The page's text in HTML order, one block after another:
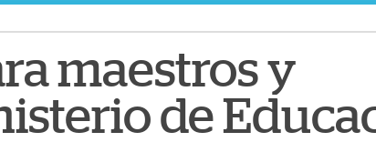
maestros y
de